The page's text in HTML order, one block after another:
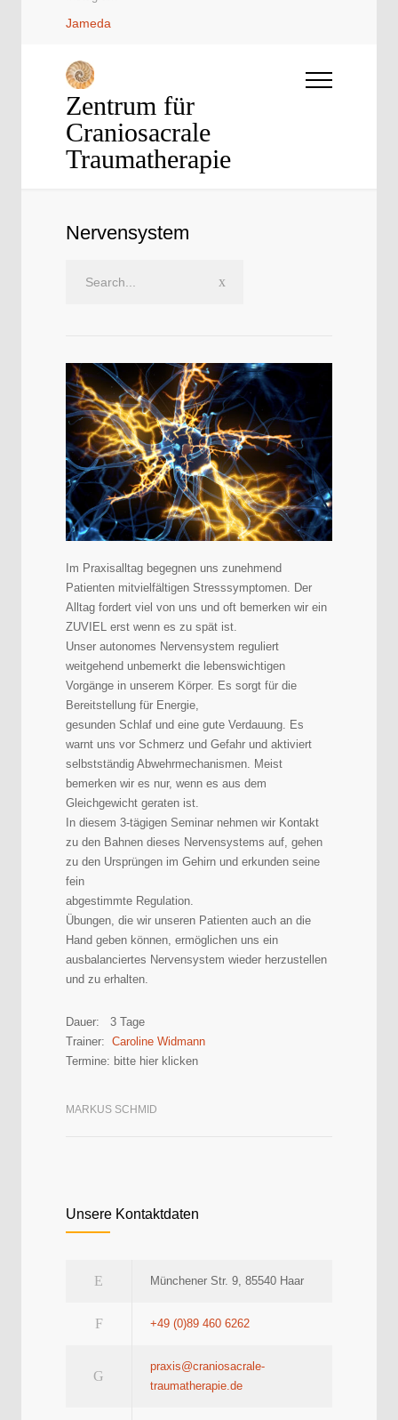
Jameda
Zentrum für
Craniosacrale
Traumatherapie
Nervensystem
Im Praxisalltag begegnen uns zunehmend
Patienten mitvielfältigen Stresssymptomen. Der
Alltag fordert viel von uns und oft bemerken wir ein
ZUVIEL erst wenn es zu spät ist.
Unser autonomes Nervensystem reguliert
weitgehend unbemerkt die lebenswichtigen
Vorgänge in unserem Körper. Es sorgt für die
Bereitstellung für Energie,
gesunden Schlaf und eine gute Verdauung. Es
warnt uns vor Schmerz und Gefahr und aktiviert
selbstständig Abwehrmechanismen. Meist
bemerken wir es nur, wenn es aus dem
Gleichgewicht geraten ist.
In diesem 3-tägigen Seminar nehmen wir Kontakt
zu den Bahnen dieses Nervensystems auf, gehen
zu den Ursprüngen im Gehirn und erkunden seine
fein
abgestimmte Regulation.
Übungen, die wir unseren Patienten auch an die
Hand geben können, ermöglichen uns ein
ausbalanciertes Nervensystem wieder herzustellen
und zu erhalten.
Dauer: 3 Tage
Trainer: Caroline Widmann
Termine: bitte hier klicken
MARKUS SCHMID
Unsere Kontaktdaten
Münchener Str. 9, 85540 Haar
+49 (0)89 460 6262
praxis@craniosacrale-
traumatherapie.de